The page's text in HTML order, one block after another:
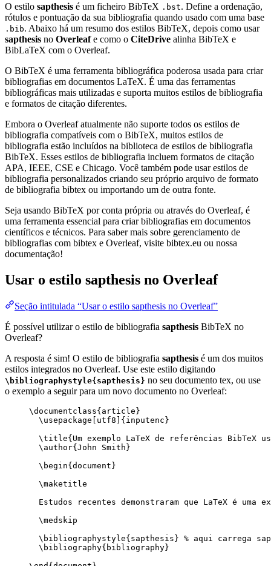
O estilo sapthesis é um ficheiro BibTeX .bst. Define a ordenação,
rótulos e pontuação da sua bibliografia quando usado com uma base
.bib. Abaixo há um resumo dos estilos BibTeX, depois como usar
sapthesis no Overleafe como o CiteDrive alinha BibTeX e
BibLaTeX com o Overleaf.
O BibTeX é uma ferramenta bibliográfica poderosa usada para criar
bibliografias em documentos LaTeX. É uma das ferramentas
bibliográficas mais utilizadas e suporta muitos estilos de bibliografia
e formatos de citação diferentes.
Embora o Overleaf atualmente não suporte todos os estilos de
bibliografia compatíveis com o BibTeX, muitos estilos de
bibliografia estão incluídos na biblioteca de estilos de bibliografia
BibTeX. Esses estilos de bibliografia incluem formatos de citação
APA, IEEE, CSE e Chicago. Você também pode usar estilos de
bibliografia personalizados criando seu próprio arquivo de formato
de bibliografia bibtex ou importando um de outra fonte.
Seja usando BibTeX por conta própria ou através do Overleaf, é
uma ferramenta essencial para criar bibliografias em documentos
científicos e técnicos. Para saber mais sobre gerenciamento de
bibliografias com bibtex e Overleaf, visite bibtex.eu ou nossa
documentação!
Usar o estilo sapthesis no Overleaf
Seção intitulada “Usar o estilo sapthesis no Overleaf”
É possível utilizar o estilo de bibliografia sapthesis BibTeX no
Overleaf?
A resposta é sim! O estilo de bibliografia sapthesis é um dos muitos
estilos integrados no Overleaf. Use este estilo digitando
\bibliographystyle{sapthesis} no seu documento tex, ou use
o exemplo a seguir para um novo documento no Overleaf:
\documentclass{ article }
\usepackage
utf8 ]{ inputenc }
\title{Um exemplo LaTeX de referências
\author{John Smith}
\begin{ document }
\maketitle
Estudos recentes demonstraram que LaTeX é
\medskip
\bibliographystyle{sapthesis} % aqui carrega
\bibliography{bibliography}